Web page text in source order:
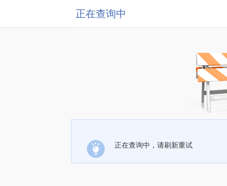
正在查询中
正在查询中，请刷新重试